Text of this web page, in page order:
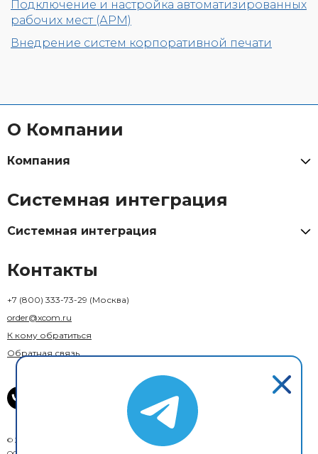
Подключение и настройка автоматизированных
рабочих мест (АРМ)
Внедрение систем корпоративной печати
О Компании
Компания
Системная интеграция
Системная интеграция
Контакты
+7 (800) 333-73-29 (Москва)
order@xcom.ru
К кому обратиться
Обратная связь
© 2018–2026 X-Com. Все права защищены.